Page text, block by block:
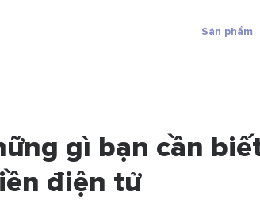
Sản phẩm
gì bạn cần
điện tử